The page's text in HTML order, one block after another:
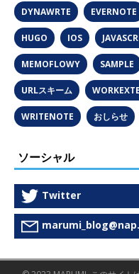
DYNAWRTE EVERNOTE
HUGO IOS
MEMOFLOWY SAMPLE
URLスキーム
WRITENOTE おしらせ
ソーシャル
Twitter